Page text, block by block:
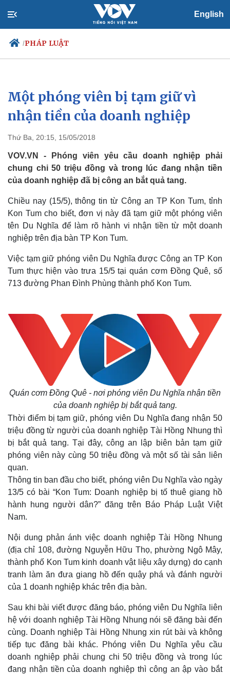
English
/PHÁP LUẬT
Chính trị
Đảng
Tổ chức nhân sự
Nhận diện sự thật
Xã hội
Tin 24h
Dự báo thời tiết
Việc làm
Biển đảo
Một phóng viên bị tạm giữ vì
nhận tiền của doanh nghiệp
Thứ Ba, 20:15, 15/05/2018
VOV.VN - Phóng viên yêu cầu doanh nghiệp phải
chung chi 50 triệu đồng và trong lúc đang nhận tiền
của doanh nghiệp đã bị công an bắt quả tang.
Chiều nay (15/5), thông tin từ Công an TP Kon Tum, tỉnh
Kon Tum cho biết, đơn vị này đã tạm giữ một phóng viên
tên Du Nghĩa để làm rõ hành vi nhận tiền từ một doanh
nghiệp trên địa bàn TP Kon Tum.
Việc tạm giữ phóng viên Du Nghĩa được Công an TP Kon
Tum thực hiện vào trưa 15/5 tại quán cơm Đồng Quê, số
713 đường Phan Đình Phùng thành phố Kon Tum.
Quán cơm Đồng Quê - nơi phóng viên Du Nghĩa nhận tiền
của doanh nghiệp bị bắt quả tang.
Thời điểm bị tạm giữ, phóng viên Du Nghĩa đang nhận 50
triệu đồng từ người của doanh nghiệp Tài Hồng Nhung thì
bị bắt quả tang. Tại đây, công an lập biên bản tạm giữ
phóng viên này cùng 50 triệu đồng và một số tài sản liên
quan.
Thông tin ban đầu cho biết, phóng viên Du Nghĩa vào ngày
13/5 có bài “Kon Tum: Doanh nghiệp bị tố thuê giang hồ
hành hung người dân?” đăng trên Báo Pháp Luật Việt
Nam.
Nội dung phản ánh việc doanh nghiệp Tài Hồng Nhung
(địa chỉ 108, đường Nguyễn Hữu Thọ, phường Ngô Mây,
thành phố Kon Tum kinh doanh vật liệu xây dựng) do cạnh
tranh làm ăn đưa giang hồ đến quậy phá và đánh người
của 1 doanh nghiệp khác trên địa bàn.
Sau khi bài viết được đăng báo, phóng viên Du Nghĩa liên
hệ với doanh nghiệp Tài Hồng Nhung nói sẽ đăng bài đến
cùng. Doanh nghiệp Tài Hồng Nhung xin rút bài và không
tiếp tục đăng bài khác. Phóng viên Du Nghĩa yêu cầu
doanh nghiệp phải chung chi 50 triệu đồng và trong lúc
đang nhận tiền của doanh nghiệp thì công an ập vào bắt